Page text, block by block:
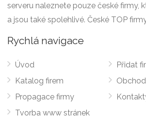
serveru naleznete pouze české firmy,
a jsou také spolehlivé. České TOP
Rychlá navigace
Úvod
Katalog firem
Propagace firmy
Tvorba www stránek
Přidat